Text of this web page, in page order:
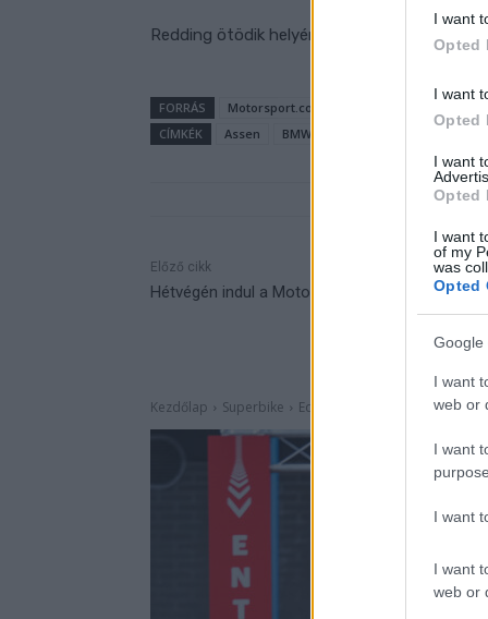
I want
Opted
I want
Opted
I want
Opted
I want
of my
was
Opted
Google
I want
web or
I want
I want
I want
web or
Redding ötödik helyének köszönhetően
FORRÁS
Motorsport.com Global
CÍMKÉK
Assen BMW Motorrad Hollandia
Előző cikk
Hétvégén indul a MotoE: íme a változtatások